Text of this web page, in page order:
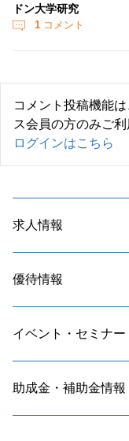
ドン大学研究
1 コメント
コメント投稿機能
ス会員の方のみご利
ログインはこちら
求人情報
優待情報
イベント・セミナー
助成金・補助金情報